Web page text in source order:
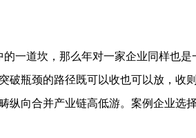
一道坎，那么年对一家企业同样也是
破瓶颈的路径既可以收也可以放，收
纵向合并产业链高低游。案例企业选